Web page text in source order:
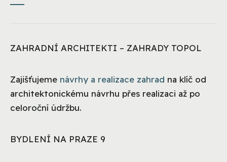
ZAHRADNÍ ARCHITEKTI – ZAHRADY TOPOL
Zajišťujeme návrhy a realizace zahrad na klíč od
architektonickému návrhu přes realizaci až po
celoroční údržbu.
BYDLENÍ NA PRAZE 9